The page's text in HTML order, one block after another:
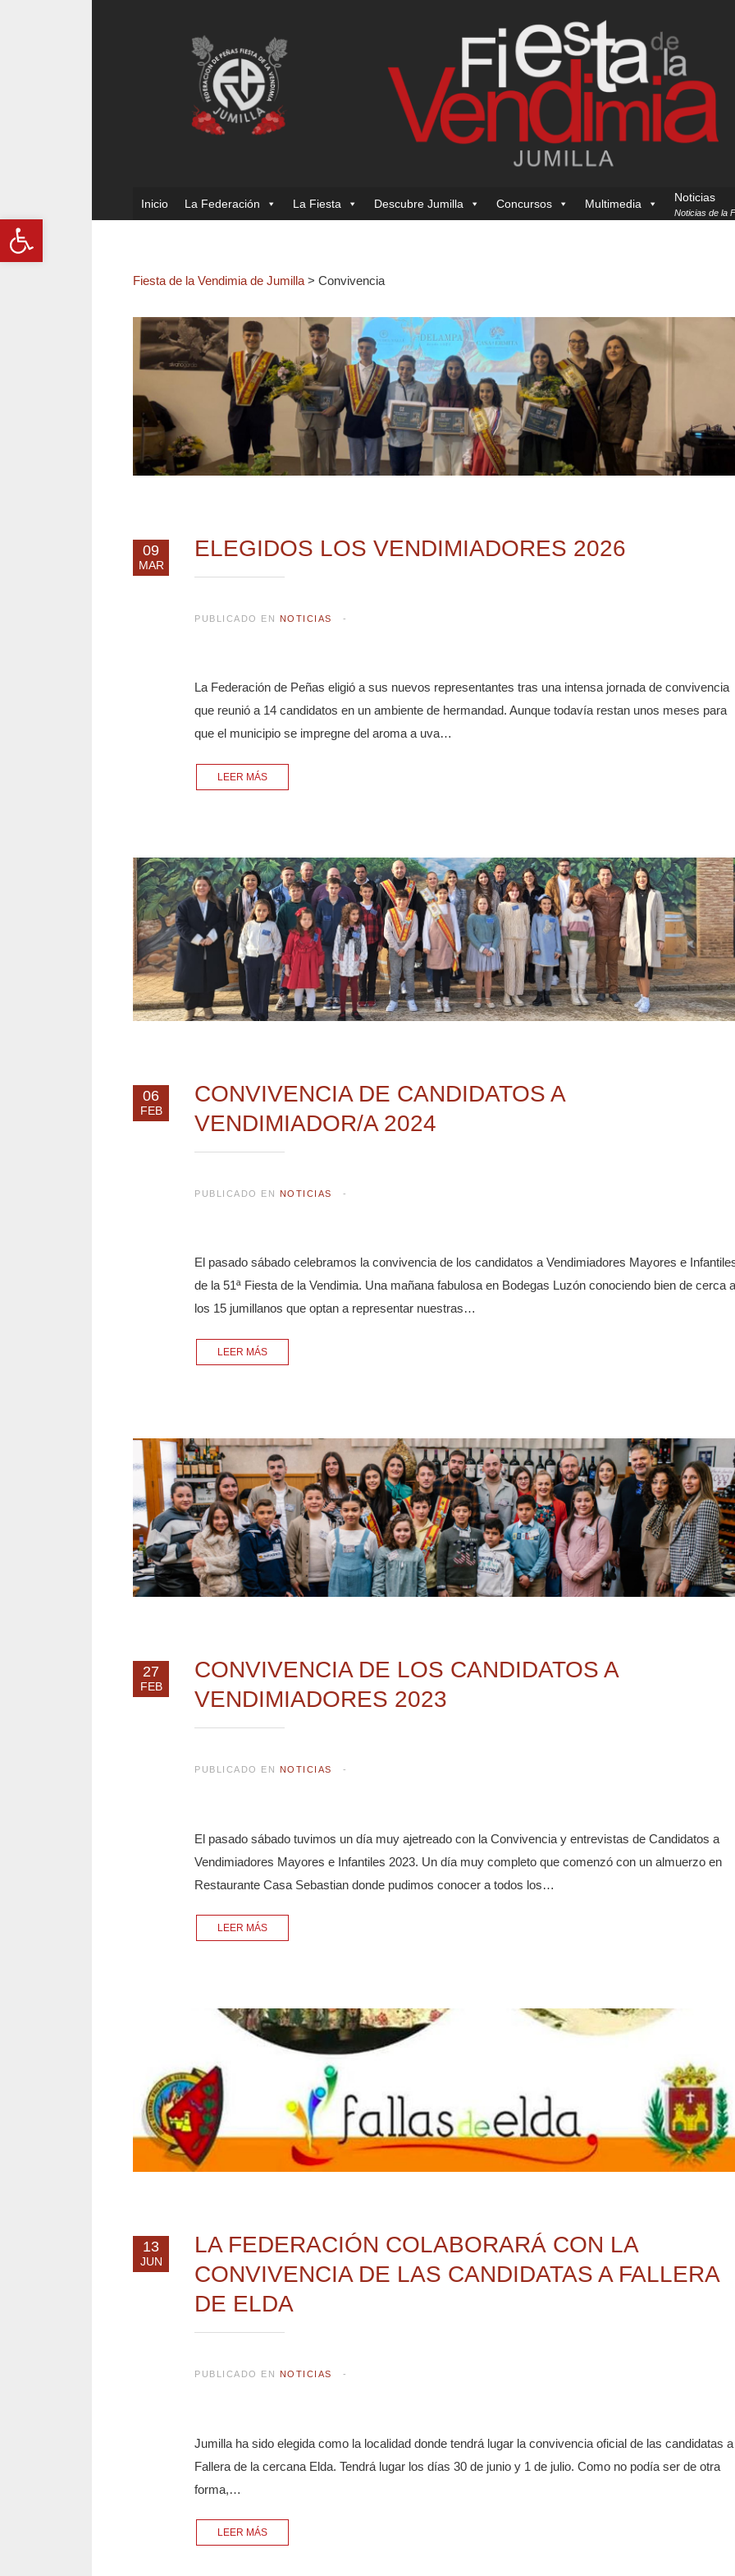
Abrir barra de herramientas
Inicio La Federación La Fiesta Descubre Jumilla Concursos Multimedia Noticias
Noticias de la
Fiesta de la Vendimia de Jumilla > Convivencia
09
MAR
ELEGIDOS LOS VENDIMIADORES 2026
PUBLICADO EN NOTICIAS
La Federación de Peñas eligió a sus nuevos representantes tras una intensa jornada de convivencia
que reunió a 14 candidatos en un ambiente de hermandad. Aunque todavía restan unos meses para
que el municipio se impregne del aroma a uva…
LEER MÁS
06
FEB
CONVIVENCIA DE CANDIDATOS A
VENDIMIADOR/A 2024
PUBLICADO EN NOTICIAS
El pasado sábado celebramos la convivencia de los candidatos a Vendimiadores Mayores e
de la 51ª Fiesta de la Vendimia. Una mañana fabulosa en Bodegas Luzón conociendo bien de cerca a
los 15 jumillanos que optan a representar nuestras…
LEER MÁS
27
FEB
CONVIVENCIA DE LOS CANDIDATOS A
VENDIMIADORES 2023
PUBLICADO EN NOTICIAS
El pasado sábado tuvimos un día muy ajetreado con la Convivencia y entrevistas de Candidatos a
Vendimiadores Mayores e Infantiles 2023. Un día muy completo que comenzó con un almuerzo en
Restaurante Casa Sebastian donde pudimos conocer a todos los…
LEER MÁS
13
JUN
LA FEDERACIÓN COLABORARÁ CON LA
CONVIVENCIA DE LAS CANDIDATAS A FALLERA
DE ELDA
PUBLICADO EN NOTICIAS
Jumilla ha sido elegida como la localidad donde tendrá lugar la convivencia oficial de las candidatas a
Fallera de la cercana Elda. Tendrá lugar los días 30 de junio y 1 de julio. Como no podía ser de otra
forma,…
LEER MÁS